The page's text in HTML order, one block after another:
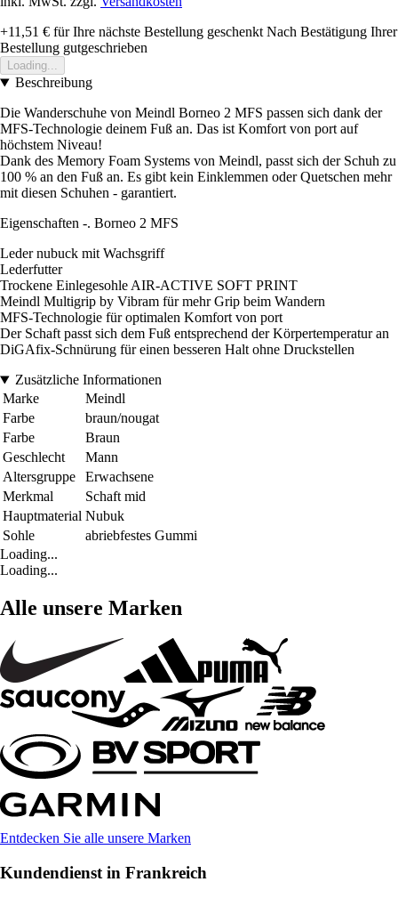
+11,51 € für Ihre nächste Bestellung geschenkt Nach Bestätigung Ihrer
Bestellung gutgeschrieben
Loading...
Beschreibung
Die Wanderschuhe von Meindl Borneo 2 MFS passen sich dank der
MFS-Technologie deinem Fuß an. Das ist Komfort von port auf
höchstem Niveau!
Dank des Memory Foam Systems von Meindl, passt sich der Schuh zu
100 % an den Fuß an. Es gibt kein Einklemmen oder Quetschen mehr
mit diesen Schuhen - garantiert.
Eigenschaften -. Borneo 2 MFS
Leder nubuck mit Wachsgriff
Lederfutter
Trockene Einlegesohle AIR-ACTIVE SOFT PRINT
Meindl Multigrip by Vibram für mehr Grip beim Wandern
MFS-Technologie für optimalen Komfort von port
Der Schaft passt sich dem Fuß entsprechend der Körpertemperatur an
DiGAfix-Schnürung für einen besseren Halt ohne Druckstellen
Zusätzliche Informationen
Marke
Meindl
Farbe
braun/nougat
Farbe
Braun
Geschlecht
Mann
Altersgruppe
Erwachsene
Merkmal
Schaft mid
Hauptmaterial Nubuk
Sohle
abriebfestes Gummi
Loading...
Loading...
Alle unsere Marken
Entdecken Sie alle unsere Marken
Kundendienst in Frankreich